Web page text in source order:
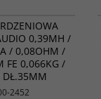
0,39MH /
/ 0,08OHM /
FE 0,066KG /
DŁ.35MM
2452